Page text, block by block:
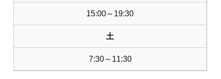
15:00～19:30
土
7:30～11:30